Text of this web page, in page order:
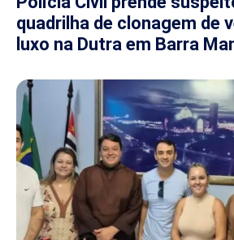
quadrilha de clonagem de
luxo na Dutra em Barra